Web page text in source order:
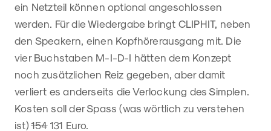
ein Netzteil können optional angeschlossen
werden. Für die Wiedergabe bringt CLIPHIT, neben
den Speakern, einen Kopfhörerausgang mit. Die
vier Buchstaben M-I-D-I hätten dem Konzept
noch zusätzlichen Reiz gegeben, aber damit
verliert es anderseits die Verlockung des Simplen.
Kosten soll der Spass (was wörtlich zu verstehen
ist) 154131 Euro.